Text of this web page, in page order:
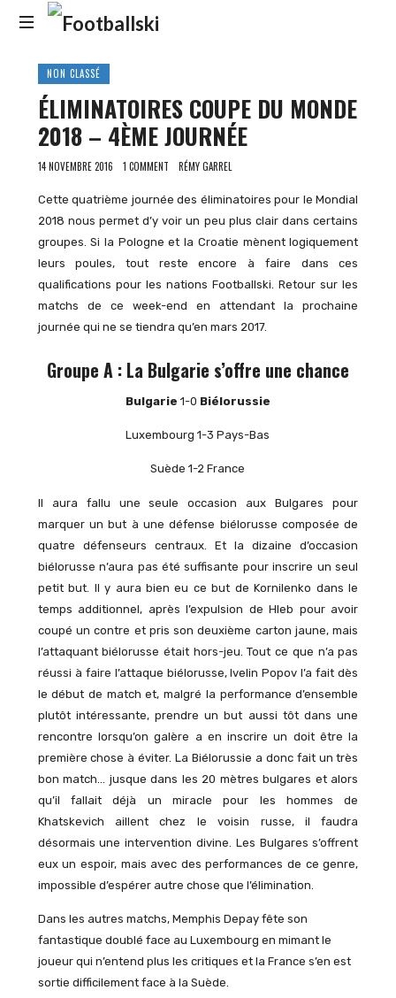
Footballski
football
d'Europe
centrale
et
l'Est
NON CLASSÉ
ÉLIMINATOIRES COUPE DU MONDE
2018 – 4ÈME JOURNÉE
14 NOVEMBRE 2016 1 COMMENT RÉMY GARREL
Cette quatrième journée des éliminatoires pour le Mondial
2018 nous permet d’y voir un peu plus clair dans certains
groupes. Si la Pologne et la Croatie mènent logiquement
leurs poules, tout reste encore à faire dans ces
qualifications pour les nations Footballski. Retour sur les
matchs de ce week-end en attendant la prochaine
journée qui ne se tiendra qu’en mars 2017.
Groupe A : La Bulgarie s’offre une chance
Bulgarie 1-0 Biélorussie
Luxembourg 1-3 Pays-Bas
Suède 1-2 France
Il aura fallu une seule occasion aux Bulgares pour
marquer un but à une défense biélorusse composée de
quatre défenseurs centraux. Et la dizaine d’occasion
biélorusse n’aura pas été suffisante pour inscrire un seul
petit but. Il y aura bien eu ce but de Kornilenko dans le
temps additionnel, après l’expulsion de Hleb pour avoir
coupé un contre et pris son deuxième carton jaune, mais
l’attaquant biélorusse était hors-jeu. Tout ce que n’a pas
réussi à faire l’attaque biélorusse, Ivelin Popov l’a fait dès
le début de match et, malgré la performance d’ensemble
plutôt intéressante, prendre un but aussi tôt dans une
rencontre lorsqu’on galère a en inscrire un doit être la
première chose à éviter. La Biélorussie a donc fait un très
bon match… jusque dans les 20 mètres bulgares et alors
qu’il fallait déjà un miracle pour les hommes de
Khatskevich aillent chez le voisin russe, il faudra
désormais une intervention divine. Les Bulgares s’offrent
eux un espoir, mais avec des performances de ce genre,
impossible d’espérer autre chose que l’élimination.
Dans les autres matchs, Memphis Depay fête son
fantastique doublé face au Luxembourg en mimant le
joueur qui n’entend plus les critiques et la France s’en est
sortie difficilement face à la Suède.